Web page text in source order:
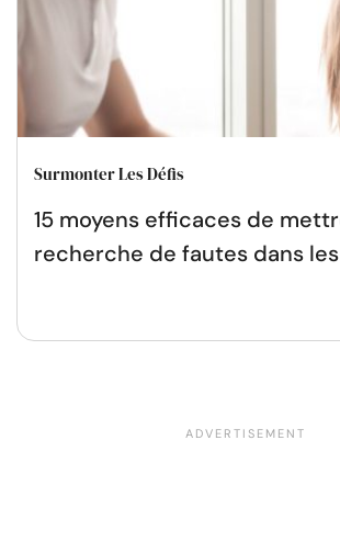
Surmonter Les Défis
15 moyens efficaces de
recherche de fautes dans